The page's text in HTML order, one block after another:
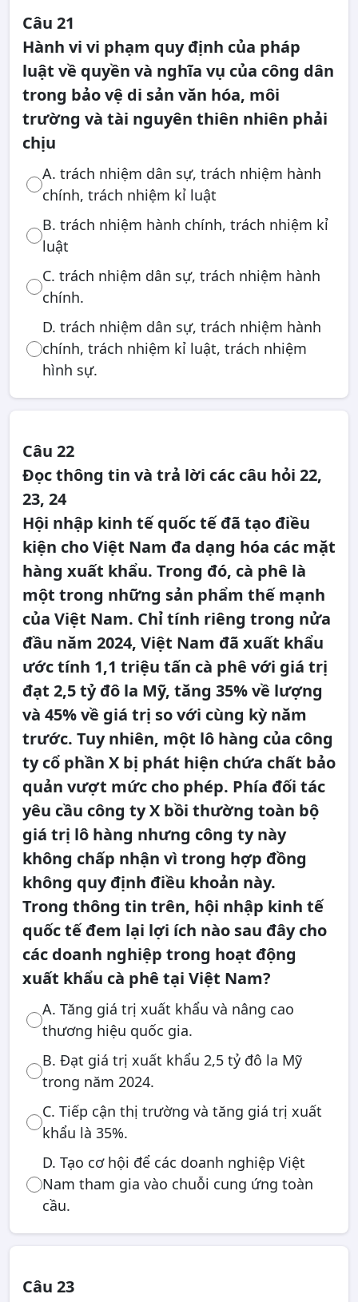
Câu 21
Hành vi vi phạm quy định của pháp
luật về quyền và nghĩa vụ của công dân
trong bảo vệ di sản văn hóa, môi
trường và tài nguyên thiên nhiên phải
chịu
A. trách nhiệm dân sự, trách nhiệm hành
chính, trách nhiệm kỉ luật
B. trách nhiệm hành chính, trách nhiệm kỉ
luật
C. trách nhiệm dân sự, trách nhiệm hành
chính.
D. trách nhiệm dân sự, trách nhiệm hành
chính, trách nhiệm kỉ luật, trách nhiệm
hình sự.
Câu 22
Đọc thông tin và trả lời các câu hỏi 22,
23, 24
Hội nhập kinh tế quốc tế đã tạo điều
kiện cho Việt Nam đa dạng hóa các mặt
hàng xuất khẩu. Trong đó, cà phê là
một trong những sản phẩm thế mạnh
của Việt Nam. Chỉ tính riêng trong nửa
đầu năm 2024, Việt Nam đã xuất khẩu
ước tính 1,1 triệu tấn cà phê với giá trị
đạt 2,5 tỷ đô la Mỹ, tăng 35% về lượng
và 45% về giá trị so với cùng kỳ năm
trước. Tuy nhiên, một lô hàng của công
ty cổ phần X bị phát hiện chứa chất bảo
quản vượt mức cho phép. Phía đối tác
yêu cầu công ty X bồi thường toàn bộ
giá trị lô hàng nhưng công ty này
không chấp nhận vì trong hợp đồng
không quy định điều khoản này.
Trong thông tin trên, hội nhập kinh tế
quốc tế đem lại lợi ích nào sau đây cho
các doanh nghiệp trong hoạt động
xuất khẩu cà phê tại Việt Nam?
A. Tăng giá trị xuất khẩu và nâng cao
thương hiệu quốc gia.
B. Đạt giá trị xuất khẩu 2,5 tỷ đô la Mỹ
trong năm 2024.
C. Tiếp cận thị trường và tăng giá trị xuất
khẩu là 35%.
D. Tạo cơ hội để các doanh nghiệp Việt
Nam tham gia vào chuỗi cung ứng toàn
cầu.
Câu 23